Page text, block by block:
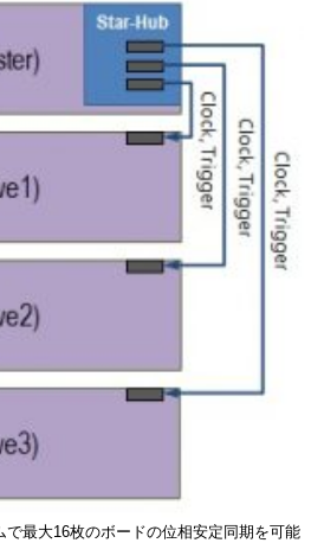
で最大16枚のボードの位相安定同期を可能